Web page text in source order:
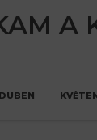
A
DUBEN